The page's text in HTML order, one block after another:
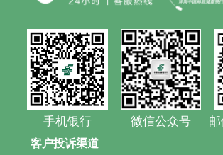
手机银行 微信公众号
客户投诉渠道